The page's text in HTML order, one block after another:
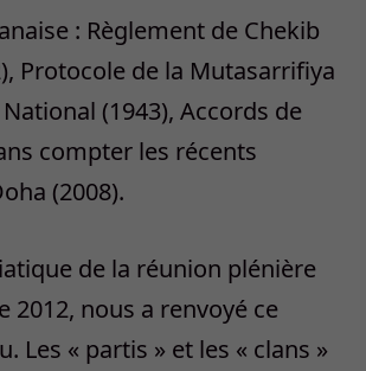
: Règlement de Chekib
Protocole de la Mutasarrifiya
(1943), Accords de
compter les récents
(2008).
de la réunion plénière
2012, nous a renvoyé ce
Les « partis » et les « clans »